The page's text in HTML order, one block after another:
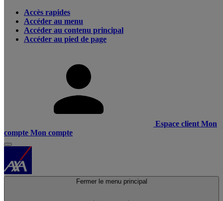
Accès rapides
Accéder au menu
Accéder au contenu principal
Accéder au pied de page
Espace client Mon
compte Mon compte
Fermer le menu principal